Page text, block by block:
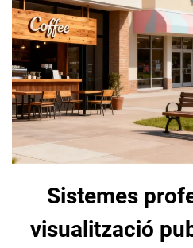
Sistemes
visualització